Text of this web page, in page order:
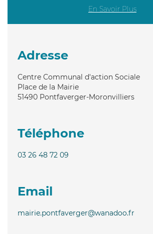
En Savoir Plus
Adresse
Centre Communal d'action Sociale
Place de la Mairie
51490 Pontfaverger-Moronvilliers
Téléphone
03 26 48 72 09
Email
mairie.pontfaverger@wanadoo.fr